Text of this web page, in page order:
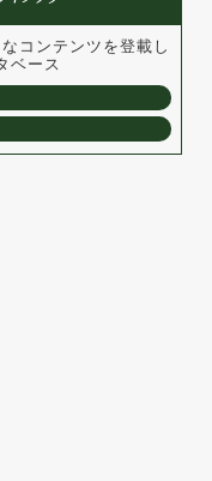
コンテンツを登載し
ベース